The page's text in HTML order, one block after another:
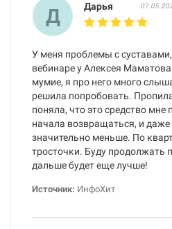
Д Дарья
У меня проблемы с
вебинаре у Алексея
мумие, я про него много
решила попробовать.
поняла, что это средство мне
начала возвращаться, и даже
значительно меньше. По
тросточки. Буду продолжать
дальше будет еще лучше!
Источник: ИнфоХит